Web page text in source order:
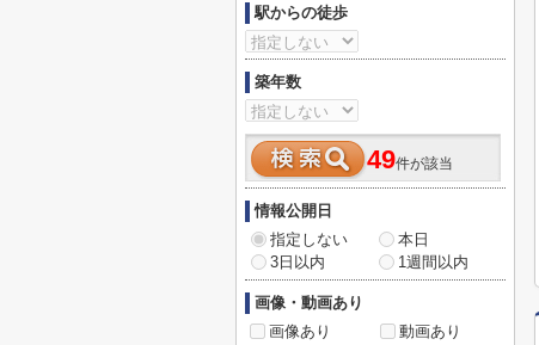
駅からの徒歩
築年数
49件が該当
情報公開日
指定しない
本日
3日以内
1週間以内
画像・動画あり
画像あり
動画あり